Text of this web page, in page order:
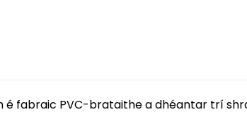
é fabraic PVC-brataithe a dhéantar trí